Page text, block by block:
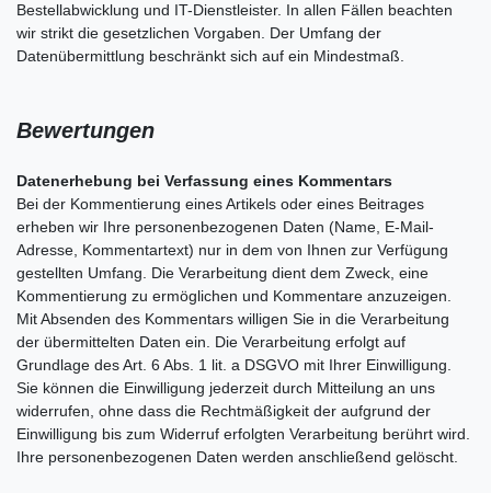
Bestellabwicklung und IT-Dienstleister. In allen Fällen beachten
wir strikt die gesetzlichen Vorgaben. Der Umfang der
Datenübermittlung beschränkt sich auf ein Mindestmaß.
Bewertungen
Datenerhebung bei Verfassung eines Kommentars
Bei der Kommentierung eines Artikels oder eines Beitrages
erheben wir Ihre personenbezogenen Daten (Name, E-Mail-
Adresse, Kommentartext) nur in dem von Ihnen zur Verfügung
gestellten Umfang. Die Verarbeitung dient dem Zweck, eine
Kommentierung zu ermöglichen und Kommentare anzuzeigen.
Mit Absenden des Kommentars willigen Sie in die Verarbeitung
der übermittelten Daten ein. Die Verarbeitung erfolgt auf
Grundlage des Art. 6 Abs. 1 lit. a DSGVO mit Ihrer Einwilligung.
Sie können die Einwilligung jederzeit durch Mitteilung an uns
widerrufen, ohne dass die Rechtmäßigkeit der aufgrund der
Einwilligung bis zum Widerruf erfolgten Verarbeitung berührt wird.
Ihre personenbezogenen Daten werden anschließend gelöscht.